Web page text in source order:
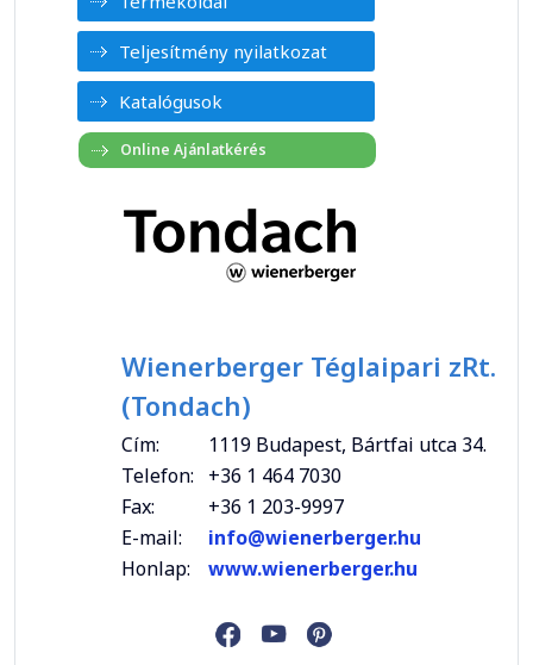
Teljesítmény nyilatkozat
Katalógusok
Wienerberger Téglaipari zRt.
(Tondach)
Cím:
1119 Budapest, Bártfai utca 34.
Telefon:
+36 1 464 7030
Fax:
+36 1 203-9997
E-mail:
info@wienerberger.hu
Honlap:
www.wienerberger.hu